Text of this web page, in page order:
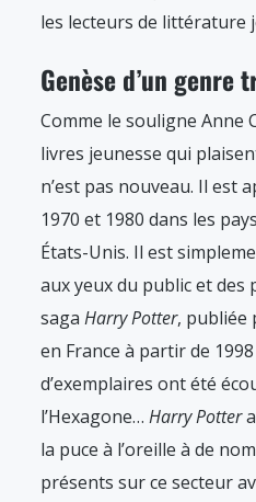
les lecteurs de littérature
Genèse d’un genre
Comme le souligne Anne
livres jeunesse qui
n’est pas nouveau. Il est
1970 et 1980 dans les
États-Unis. Il est
aux yeux du public et des
saga Harry Potter, publiée
en France à partir de
d’exemplaires ont été
l’Hexagone… Harry Potter
la puce à l’oreille à de
présents sur ce secteur